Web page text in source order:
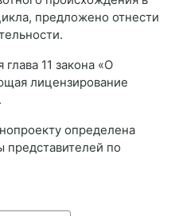
предложено отнести
11 закона «О
лицензирование
определена
представителей по